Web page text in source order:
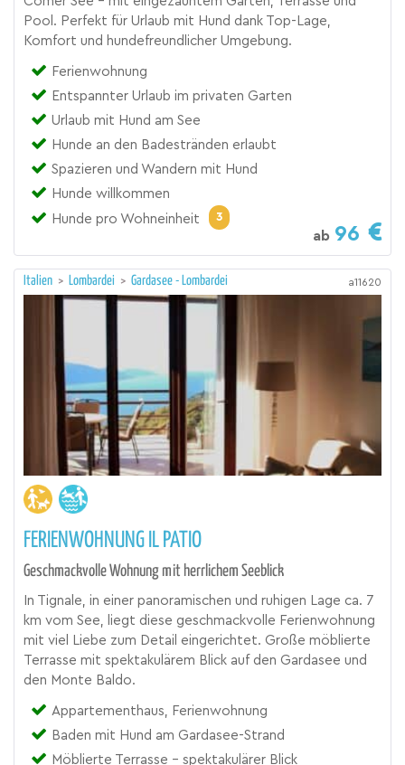
Pool. Perfekt für Urlaub mit Hund dank Top-Lage,
Komfort und hundefreundlicher Umgebung.
Ferienwohnung
Entspannter Urlaub im privaten Garten
Urlaub mit Hund am See
Hunde an den Badestränden erlaubt
Spazieren und Wandern mit Hund
Hunde willkommen
Hunde pro Wohneinheit
3
ab 96
Italien > Lombardei > Gardasee - Lombardei a11620
FERIENWOHNUNG IL PATIO
Geschmackvolle Wohnung mit herrlichem Seeblick
In Tignale, in einer panoramischen und ruhigen Lage ca. 7
km vom See, liegt diese geschmackvolle Ferienwohnung
mit viel Liebe zum Detail eingerichtet. Große möblierte
Terrasse mit spektakulärem Blick auf den Gardasee und
den Monte Baldo.
Appartementhaus, Ferienwohnung
Baden mit Hund am Gardasee-Strand
Möblierte Terrasse - spektakulärer Blick